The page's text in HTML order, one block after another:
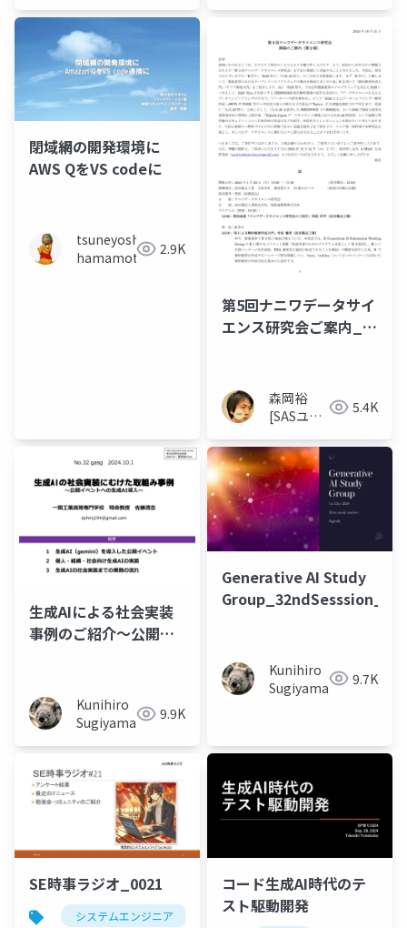
閉域網の開発環境に
AWS QをVS codeに
tsuneyoshi
hamamoto
2.9K
第5回ナニワデータサイ
エンス研究会ご案内_第
森岡裕
[SASユー
世話人]
5.4K
生成AIによる社会実装
事例のご紹介～公開イ
Kunihiro
Sugiyama
9.9K
Generative AI Study
Kunihiro
Sugiyama
9.7K
SE時事ラジオ_0021
システムエンジニア 時事 生成ai
コード生成AI時代のテ
スト駆動開発